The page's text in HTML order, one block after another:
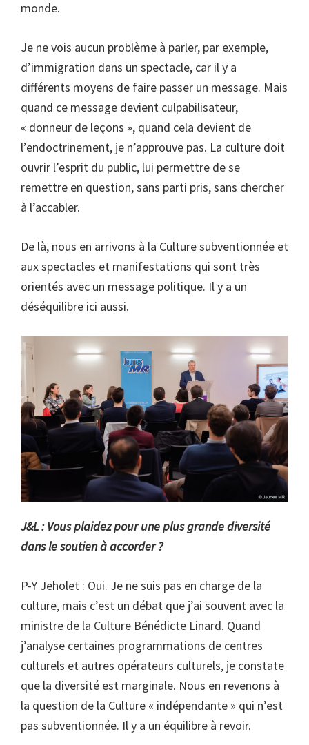
monde.
Je ne vois aucun problème à parler, par exemple,
d’immigration dans un spectacle, car il y a
différents moyens de faire passer un message. Mais
quand ce message devient culpabilisateur,
« donneur de leçons », quand cela devient de
l’endoctrinement, je n’approuve pas. La culture doit
ouvrir l’esprit du public, lui permettre de se
remettre en question, sans parti pris, sans chercher
à l’accabler.
De là, nous en arrivons à la Culture subventionnée et
aux spectacles et manifestations qui sont très
orientés avec un message politique. Il y a un
déséquilibre ici aussi.
J&L : Vous plaidez pour une plus grande diversité
dans le soutien à accorder ?
P-Y Jeholet : Oui. Je ne suis pas en charge de la
culture, mais c’est un débat que j’ai souvent avec la
ministre de la Culture Bénédicte Linard. Quand
j’analyse certaines programmations de centres
culturels et autres opérateurs culturels, je constate
que la diversité est marginale. Nous en revenons à
la question de la Culture « indépendante » qui n’est
pas subventionnée. Il y a un équilibre à revoir.